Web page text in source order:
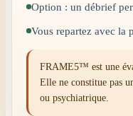
Option : un débrief
Vous repartez avec la
FRAME5™ est une
Elle ne constitue pas
ou psychiatrique.